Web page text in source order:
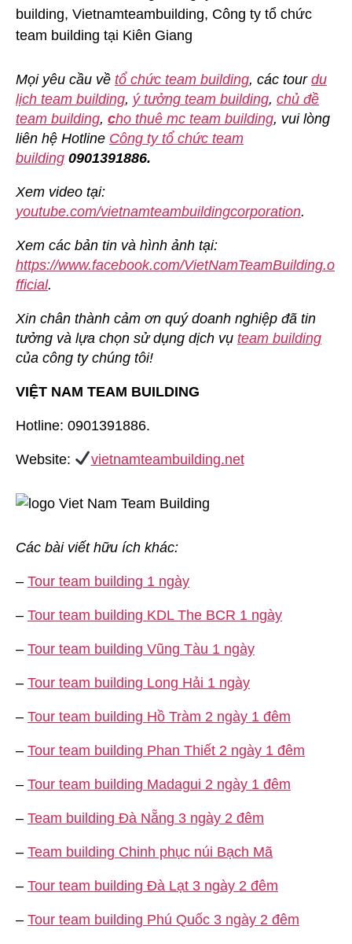
Mọi yêu cầu về tổ chức team building, các tour du
lịch team building, ý tưởng team building, chủ đề
team building, cho thuê mc team building, vui lòng
liên hệ Hotline Công ty tổ chức team
building 0901391886.
Xem video tại:
youtube.com/vietnamteambuildingcorporation.
Xem các bản tin và hình ảnh tại:
https://www.facebook.com/VietNamTeamBuilding.o
fficial.
Xin chân thành cảm ơn quý doanh nghiệp đã tin
tưởng và lựa chọn sử dụng dịch vụ team building
của công ty chúng tôi!
VIỆT NAM TEAM BUILDING
Hotline: 0901391886.
Website: vietnamteambuilding.net
Các bài viết hữu ích khác:
– Tour team building 1 ngày
– Tour team building KDL The BCR 1 ngày
– Tour team building Vũng Tàu 1 ngày
– Tour team building Long Hải 1 ngày
– Tour team building Hồ Tràm 2 ngày 1 đêm
– Tour team building Phan Thiết 2 ngày 1 đêm
– Tour team building Madagui 2 ngày 1 đêm
– Team building Đà Nẵng 3 ngày 2 đêm
– Team building Chinh phục núi Bạch Mã
– Tour team building Đà Lạt 3 ngày 2 đêm
– Tour team building Phú Quốc 3 ngày 2 đêm